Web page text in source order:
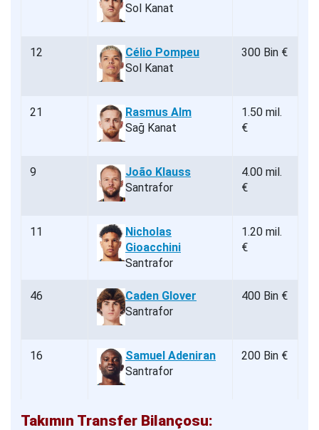
Sol Kanat
12
Célio Pompeu
Sol Kanat
300 Bin €
21
Rasmus Alm
Sağ Kanat
1.50 mil.
€
9
João Klauss
Santrafor
4.00 mil.
€
11
Nicholas
Gioacchini
Santrafor
1.20 mil.
€
46
Caden Glover
Santrafor
400 Bin €
16
Samuel Adeniran
Santrafor
200 Bin €
Takımın Transfer Bilançosu: